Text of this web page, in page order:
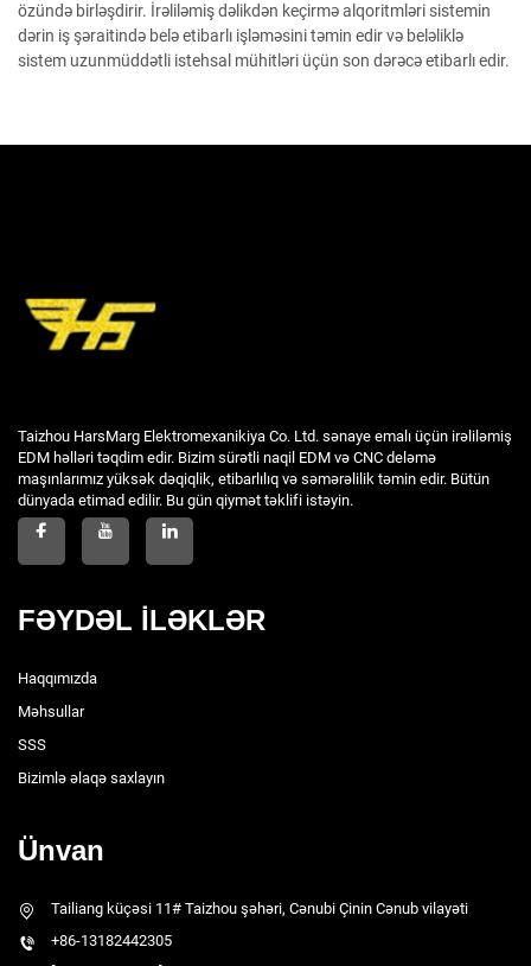
özündə birləşdirir. İrəliləmiş dəlikdən keçirmə alqoritmləri sistemin
dərin iş şəraitində belə etibarlı işləməsini təmin edir və beləliklə
sistem uzunmüddətli istehsal mühitləri üçün son dərəcə etibarlı edir.
Taizhou HarsMarg Elektromexanikiya Co. Ltd. sənaye emalı üçün irəliləmiş
EDM həlləri təqdim edir. Bizim sürətli naqil EDM və CNC deləmə
maşınlarımız yüksək dəqiqlik, etibarlılıq və səmərəlilik təmin edir. Bütün
dünyada etimad edilir. Bu gün qiymət təklifi istəyin.
FƏYDƏL İLƏKLƏR
Haqqımızda
Məhsullar
SSS
Bizimlə əlaqə saxlayın
Ünvan
Tailiang küçəsi 11# Taizhou şəhəri, Cənubi Çinin Cənub vilayəti
+86-13182442305